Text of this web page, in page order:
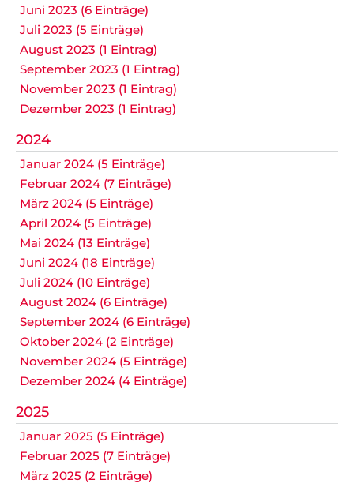
Juni 2023 (6 Einträge)
Juli 2023 (5 Einträge)
August 2023 (1 Eintrag)
September 2023 (1 Eintrag)
November 2023 (1 Eintrag)
Dezember 2023 (1 Eintrag)
2024
Januar 2024 (5 Einträge)
Februar 2024 (7 Einträge)
März 2024 (5 Einträge)
April 2024 (5 Einträge)
Mai 2024 (13 Einträge)
Juni 2024 (18 Einträge)
Juli 2024 (10 Einträge)
August 2024 (6 Einträge)
September 2024 (6 Einträge)
Oktober 2024 (2 Einträge)
November 2024 (5 Einträge)
Dezember 2024 (4 Einträge)
2025
Januar 2025 (5 Einträge)
Februar 2025 (7 Einträge)
März 2025 (2 Einträge)